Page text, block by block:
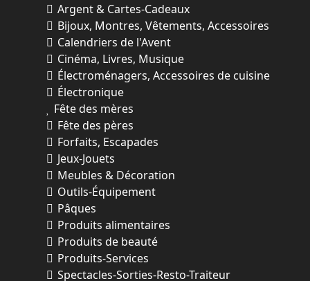
Argent & Cartes-Cadeaux
Bijoux, Montres, Vêtements, Accessoires
Calendriers de l'Avent
Cinéma, Livres, Musique
Électroménagers, Accessoires de cuisine
Électronique
Fête des mères
Fête des pères
Forfaits, Escapades
Jeux-Jouets
Meubles & Décoration
Outils-Équipement
Pâques
Produits alimentaires
Produits de beauté
Produits-Services
Spectacles-Sorties-Resto-Traiteur